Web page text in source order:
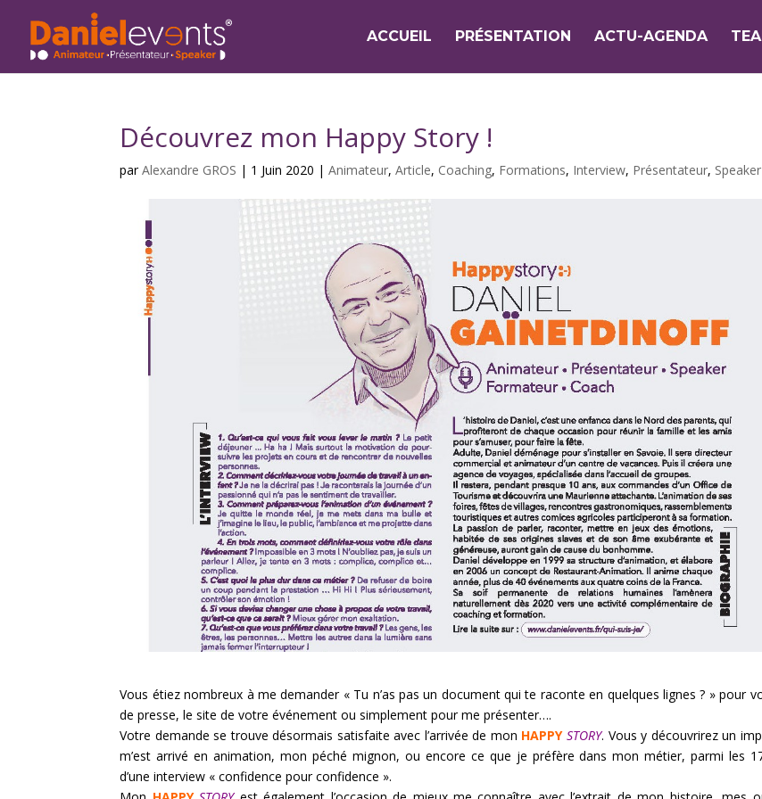
ACCUEIL PRÉSENTATION ACTU-AGENDA
Découvrez mon Happy Story !
parAlexandre GROS | 1 Juin 2020 |Animateur,Article, Coaching, Formations, Interview, Présentateur, Speaker
Vous étiez nombreux à me demander « Tu n’as pas un document qui te raconte en quelques lignes ? » pour
de presse, le site de votre événement ou simplement pour me présenter….
Votre demande se trouve désormais satisfaite avec l’arrivée de mon HAPPY STORY. Vous y découvrirez un
m’est arrivé en animation, mon péché mignon, ou encore ce que je préfère dans mon métier, parmi les
d’une interview « confidence pour confidence ».